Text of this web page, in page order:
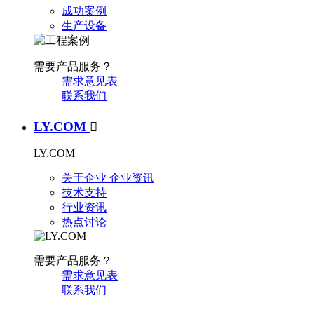
成功案例
生产设备
需要产品服务？
需求意见表
联系我们
LY.COM 
LY.COM
关于企业 企业资讯
技术支持
行业资讯
热点讨论
需要产品服务？
需求意见表
联系我们